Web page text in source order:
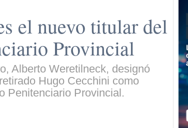
el nuevo titular del
Provincial
Alberto Weretilneck, designó
Hugo Cecchini como
Penitenciario Provincial.